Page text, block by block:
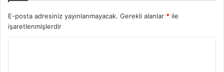
E-posta adresiniz yayınlanmayacak. Gerekli alanlar * ile
işaretlenmişlerdir